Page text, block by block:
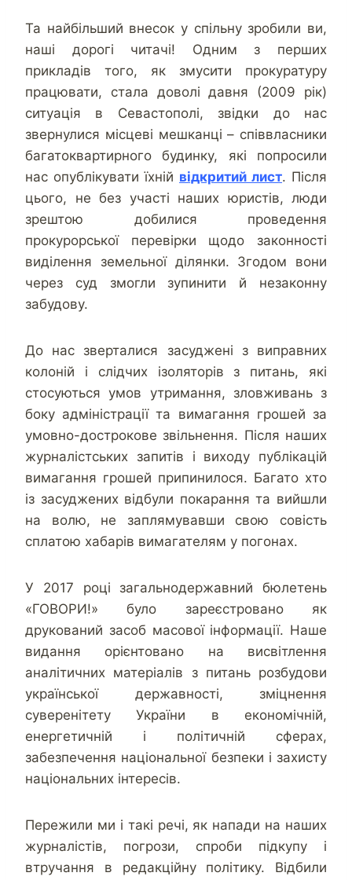
Та найбільший внесок у спільну зробили ви,
наші дорогі читачі! Одним з перших
прикладів того, як змусити прокуратуру
працювати, стала доволі давня (2009 рік)
ситуація в Севастополі, звідки до нас
звернулися місцеві мешканці – співвласники
багатоквартирного будинку, які попросили
нас опублікувати їхній відкритий лист. Після
цього, не без участі наших юристів, люди
зрештою добилися проведення
прокурорської перевірки щодо законності
виділення земельної ділянки. Згодом вони
через суд змогли зупинити й незаконну
забудову.
До нас зверталися засуджені з виправних
колоній і слідчих ізоляторів з питань, які
стосуються умов утримання, зловживань з
боку адміністрації та вимагання грошей за
умовно-дострокове звільнення. Після наших
журналістських запитів і виходу публікацій
вимагання грошей припинилося. Багато хто
із засуджених відбули покарання та вийшли
на волю, не заплямувавши свою совість
сплатою хабарів вимагателям у погонах.
У 2017 році загальнодержавний бюлетень
«ГОВОРИ!» було зареєстровано як
друкований засоб масової інформації. Наше
видання орієнтовано на висвітлення
аналітичних матеріалів з питань розбудови
української державності, зміцнення
суверенітету України в економічній,
енергетичній і політичній сферах,
забезпечення національної безпеки і захисту
національних інтересів.
Пережили ми і такі речі, як напади на наших
журналістів, погрози, спроби підкупу і
втручання в редакційну політику. Відбили